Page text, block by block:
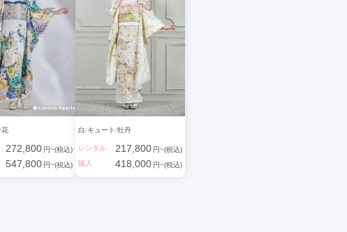
花
272,800 円~(税込)
547,800 円~(税込)
白 キュート 牡丹
レンタル 217,800 円~(税込)
購入
418,000 円~(税込)